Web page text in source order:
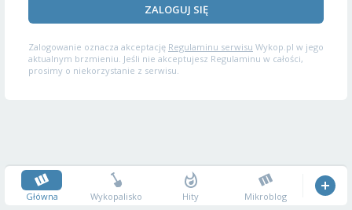
ZALOGUJ SIĘ
Zalogowanie oznacza akceptację Regulaminu serwisu Wykop.pl w jego
aktualnym brzmieniu. Jeśli nie akceptujesz Regulaminu w całości,
prosimy o niekorzystanie z serwisu.
Główna Wykopalisko Hity Mikroblog